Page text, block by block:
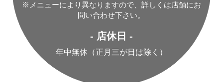
※メニューにより異なりますので、詳しくは店舗にお
問い合わせ下さい。
- 店休日 -
年中無休（正月三が日は除く）